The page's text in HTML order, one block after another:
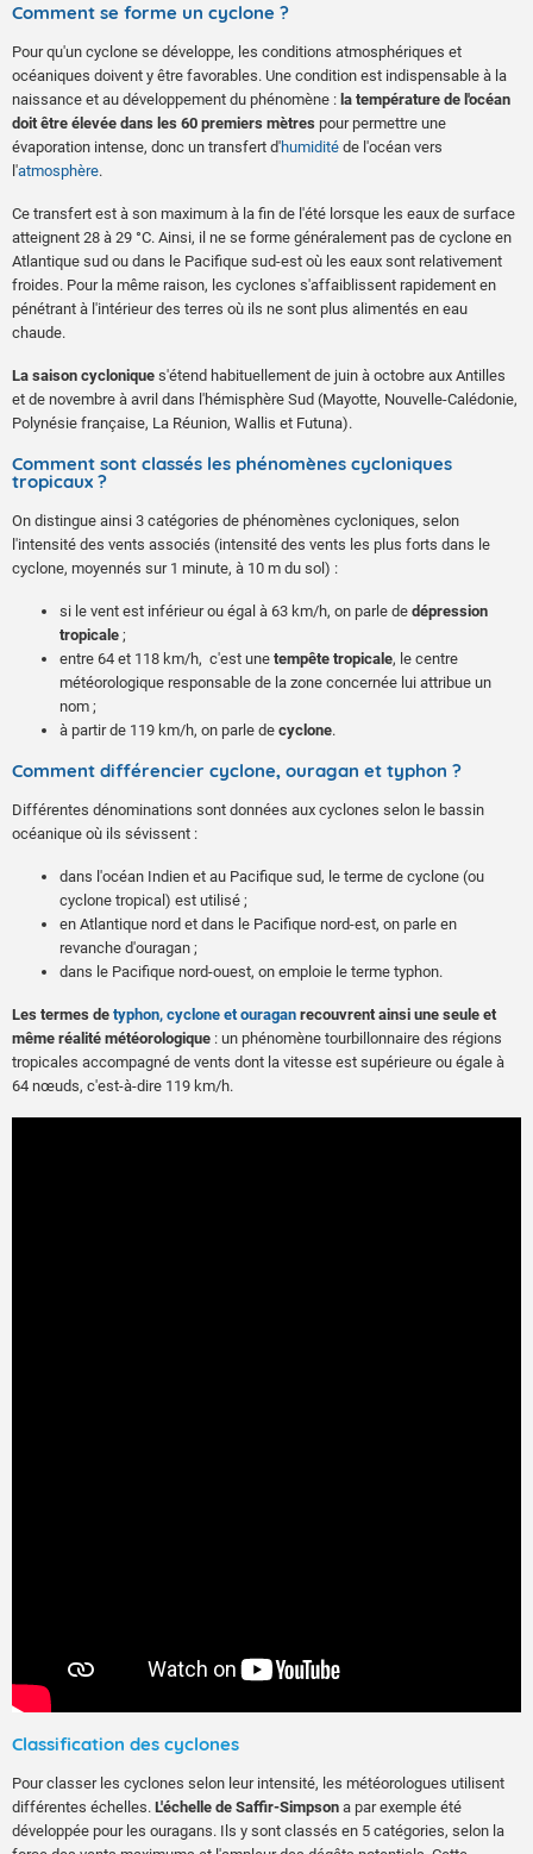
Comment se forme un cyclone ?
Pour qu'un cyclone se développe, les conditions atmosphériques et
océaniques doivent y être favorables. Une condition est indispensable à la
naissance et au développement du phénomène : la température de l'océan
doit être élevée dans les 60 premiers mètres pour permettre une
évaporation intense, donc un transfert d'humidité de l'océan vers
l'atmosphère.
Ce transfert est à son maximum à la fin de l'été lorsque les eaux de surface
atteignent 28 à 29 °C. Ainsi, il ne se forme généralement pas de cyclone en
Atlantique sud ou dans le Pacifique sud-est où les eaux sont relativement
froides. Pour la même raison, les cyclones s'affaiblissent rapidement en
pénétrant à l'intérieur des terres où ils ne sont plus alimentés en eau
chaude.
La saison cyclonique s'étend habituellement de juin à octobre aux Antilles
et de novembre à avril dans l'hémisphère Sud (Mayotte, Nouvelle-Calédonie,
Polynésie française, La Réunion, Wallis et Futuna).
Comment sont classés les phénomènes cycloniques
tropicaux ?
On distingue ainsi 3 catégories de phénomènes cycloniques, selon
l'intensité des vents associés (intensité des vents les plus forts dans le
cyclone, moyennés sur 1 minute, à 10 m du sol) :
si le vent est inférieur ou égal à 63 km/h, on parle de dépression
tropicale ;
entre 64 et 118 km/h, c'est une tempête tropicale, le centre
météorologique responsable de la zone concernée lui attribue un
nom ;
à partir de 119 km/h, on parle de cyclone.
Comment différencier cyclone, ouragan et typhon ?
Différentes dénominations sont données aux cyclones selon le bassin
océanique où ils sévissent :
dans l'océan Indien et au Pacifique sud, le terme de cyclone (ou
cyclone tropical) est utilisé ;
en Atlantique nord et dans le Pacifique nord-est, on parle en
revanche d'ouragan ;
dans le Pacifique nord-ouest, on emploie le terme typhon.
Les termes de typhon, cyclone et ouragan recouvrent ainsi une seule et
même réalité météorologique : un phénomène tourbillonnaire des régions
tropicales accompagné de vents dont la vitesse est supérieure ou égale à
64 nœuds, c'est-à-dire 119 km/h.
Classification des cyclones
Pour classer les cyclones selon leur intensité, les météorologues utilisent
différentes échelles. L'échelle de Saffir-Simpson a par exemple été
développée pour les ouragans. Ils y sont classés en 5 catégories, selon la